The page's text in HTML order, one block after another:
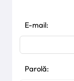
E-mail:
Parolă: